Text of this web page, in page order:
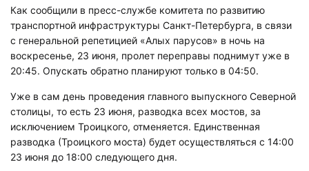
Как сообщили в пресс-службе комитета по развитию
транспортной инфраструктуры Санкт-Петербурга, в связи
с генеральной репетицией «Алых парусов» в ночь на
воскресенье, 23 июня, пролет переправы поднимут уже в
20:45. Опускать обратно планируют только в 04:50.
Уже в сам день проведения главного выпускного Северной
столицы, то есть 23 июня, разводка всех мостов, за
исключением Троицкого, отменяется. Единственная
разводка (Троицкого моста) будет осуществляться с 14:00
23 июня до 18:00 следующего дня.